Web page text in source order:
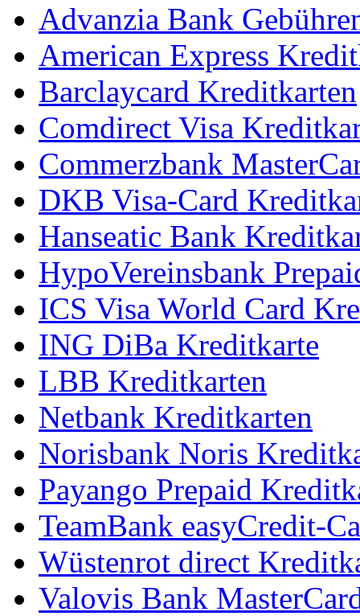
Advanzia Bank
American Express
Barclaycard Kreditkarten
Comdirect Visa
Commerzbank
DKB Visa-Card
Hanseatic Bank
HypoVereinsbank
ICS Visa World Card
ING DiBa Kreditkarte
LBB Kreditkarten
Netbank Kreditkarten
Norisbank Noris
Payango Prepaid
TeamBank easyCredit-
Wüstenrot direct
Valovis Bank